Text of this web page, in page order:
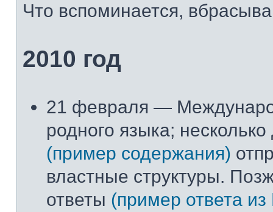
Что вспоминается,
2010 год
21 февраля —
родного языка;
(пример содержания)
властные структуры.
ответы (пример ответа